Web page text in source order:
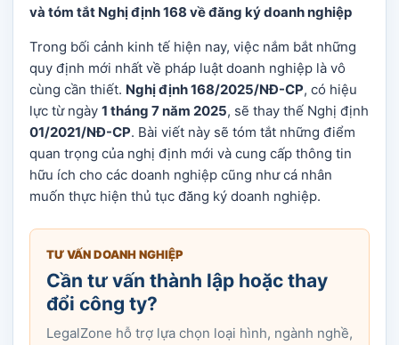
và tóm tắt Nghị định 168 về đăng ký doanh nghiệp
Trong bối cảnh kinh tế hiện nay, việc nắm bắt những
quy định mới nhất về pháp luật doanh nghiệp là vô
cùng cần thiết. Nghị định 168/2025/NĐ-CP, có hiệu
lực từ ngày 1 tháng 7 năm 2025, sẽ thay thế Nghị định
01/2021/NĐ-CP. Bài viết này sẽ tóm tắt những điểm
quan trọng của nghị định mới và cung cấp thông tin
hữu ích cho các doanh nghiệp cũng như cá nhân
muốn thực hiện thủ tục đăng ký doanh nghiệp.
TƯ VẤN DOANH NGHIỆP
Cần tư vấn thành lập hoặc thay
đổi công ty?
LegalZone hỗ trợ lựa chọn loại hình, ngành nghề,